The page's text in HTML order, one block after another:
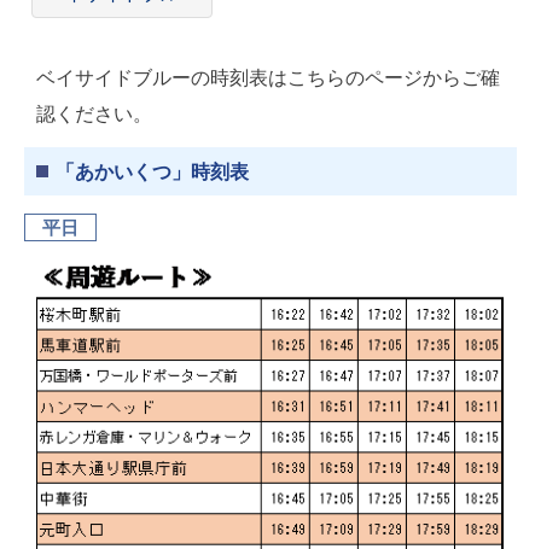
ベイサイドブルーの時刻表はこちらのページからご確
認ください。
「あかいくつ」時刻表
平日